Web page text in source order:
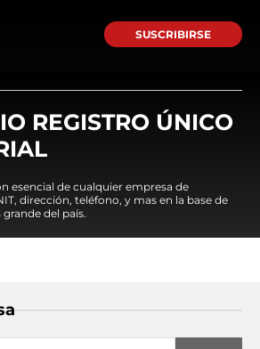
SUSCRIBIRSE
REGISTRO ÚNICO
esencial de cualquier empresa de
dirección, teléfono, y mas en la base de
del país.